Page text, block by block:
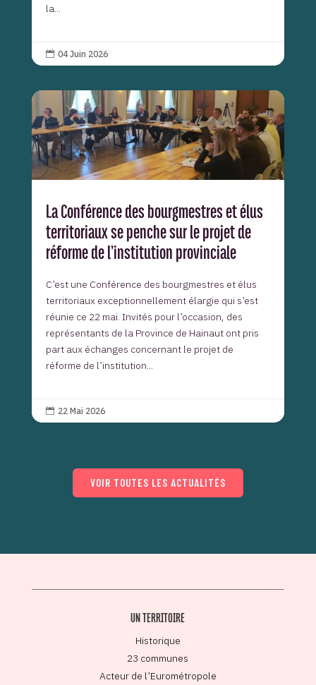
la...
 04 Juin 2026
La Conférence des bourgmestres et élus
territoriaux se penche sur le projet de
réforme de l’institution provinciale
C’est une Conférence des bourgmestres et élus
territoriaux exceptionnellement élargie qui s’est
réunie ce 22 mai. Invités pour l’occasion, des
représentants de la Province de Hainaut ont pris
part aux échanges concernant le projet de
réforme de l’institution...
 22 Mai 2026
VOIR TOUTES LES ACTUALITÉS
UN TERRITOIRE
Historique
23 communes
Acteur de l’Eurométropole